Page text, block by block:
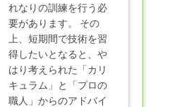
れなりの訓練を行う必
要があります。 その
上、短期間で技術を習
得したいとなると、や
はり考えられた「カリ
キュラム」と「プロの
職人」からのアドバイ